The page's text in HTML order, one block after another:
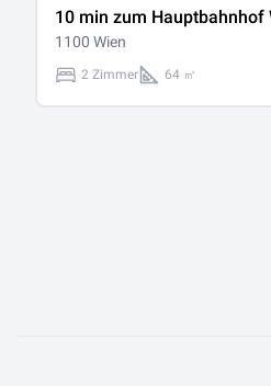
10 min zum Hauptbahnhof
1100 Wien
2 Zimmer 64 ㎡